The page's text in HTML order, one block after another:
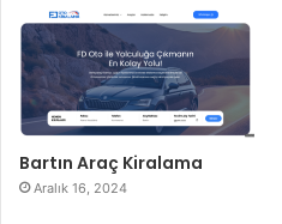
Bartın Araç Kiralama
Aralık 16, 2024